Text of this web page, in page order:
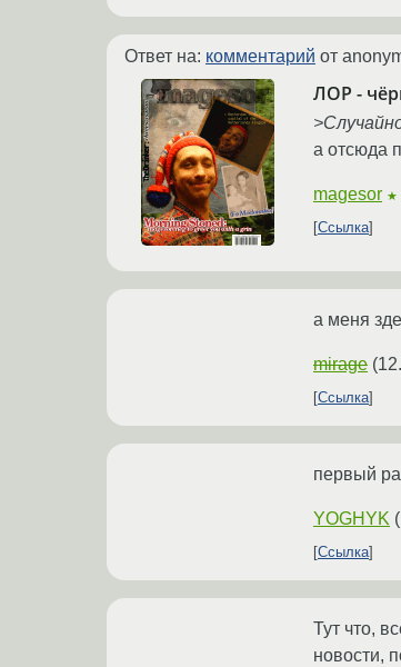
Ответ на: комментарий от
ЛОР -
а отсюда
magesor
Ссылка
а меня
mirage (
Ссылка
первый
YOGHYK (
Ссылка
Тут что,
новости,